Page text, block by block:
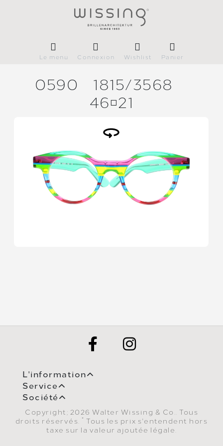
Le menu Connexion Wishlist Panier
0590 1815/3568
4621
L'information
Service
Société
Copyright; 2026 Walter Wissing & Co.. Tous
droits réservés.
* Tous les prix s'entendent hors
taxe sur la valeur ajoutée légale.